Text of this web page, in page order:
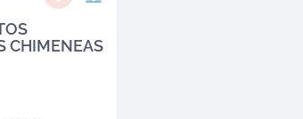
CHIMENEAS